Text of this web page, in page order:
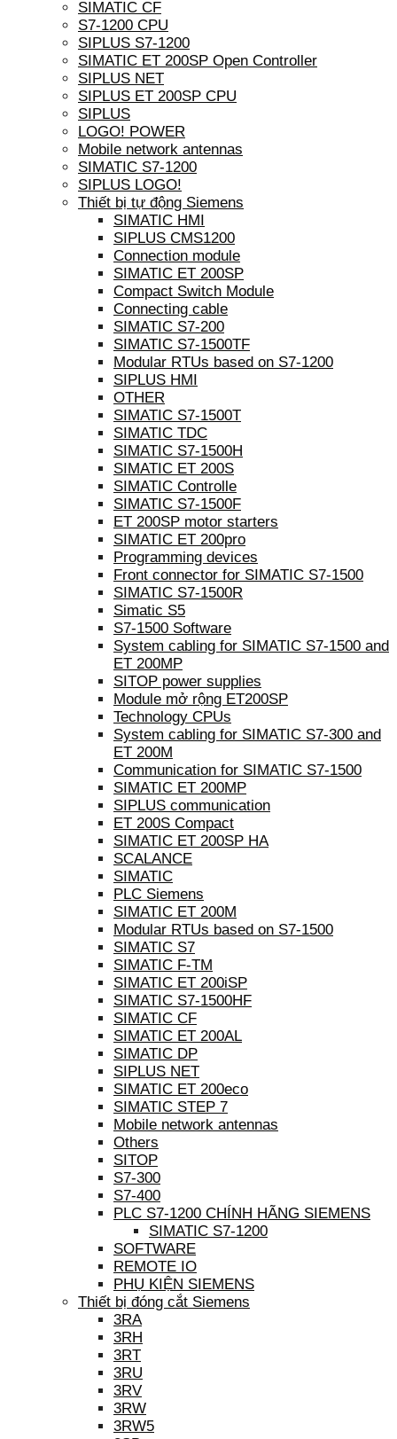
SIMATIC CF
S7-1200 CPU
SIPLUS S7-1200
SIMATIC ET 200SP Open Controller
SIPLUS NET
SIPLUS ET 200SP CPU
SIPLUS
LOGO! POWER
Mobile network antennas
SIMATIC S7-1200
SIPLUS LOGO!
Thiết bị tự động Siemens
SIMATIC HMI
SIPLUS CMS1200
Connection module
SIMATIC ET 200SP
Compact Switch Module
Connecting cable
SIMATIC S7-200
SIMATIC S7-1500TF
Modular RTUs based on S7-1200
SIPLUS HMI
OTHER
SIMATIC S7-1500T
SIMATIC TDC
SIMATIC S7-1500H
SIMATIC ET 200S
SIMATIC Controlle
SIMATIC S7-1500F
ET 200SP motor starters
SIMATIC ET 200pro
Programming devices
Front connector for SIMATIC S7-1500
SIMATIC S7-1500R
Simatic S5
S7-1500 Software
System cabling for SIMATIC S7-1500 and
ET 200MP
SITOP power supplies
Module mở rộng ET200SP
Technology CPUs
System cabling for SIMATIC S7-300 and
ET 200M
Communication for SIMATIC S7-1500
SIMATIC ET 200MP
SIPLUS communication
ET 200S Compact
SIMATIC ET 200SP HA
SCALANCE
SIMATIC
PLC Siemens
SIMATIC ET 200M
Modular RTUs based on S7-1500
SIMATIC S7
SIMATIC F-TM
SIMATIC ET 200iSP
SIMATIC S7-1500HF
SIMATIC CF
SIMATIC ET 200AL
SIMATIC DP
SIPLUS NET
SIMATIC ET 200eco
SIMATIC STEP 7
Mobile network antennas
Others
SITOP
S7-300
S7-400
PLC S7-1200 CHÍNH HÃNG SIEMENS
SIMATIC S7-1200
SOFTWARE
REMOTE IO
PHỤ KIỆN SIEMENS
Thiết bị đóng cắt Siemens
3RA
3RH
3RT
3RU
3RV
3RW
3RW5